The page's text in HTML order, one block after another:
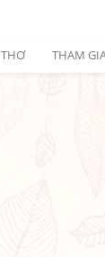
THƠ THAM